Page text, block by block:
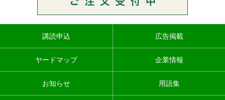
講読申込 広告掲載
ヤードマップ 企業情報
お知らせ 用語集